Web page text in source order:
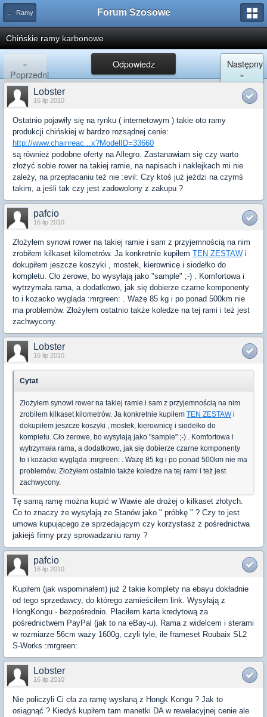
← Ramy Forum Szosowe
Chińskie ramy karbonowe
Odpowiedz
«
Poprzedni
Następny
»
Lobster
16 lip 2010
Ostatnio pojawiły się na rynku ( internetowym ) takie oto ramy
produkcji chińskiej w bardzo rozsądnej cenie:
http://www.chainreac...x?ModelID=33660
są również podobne oferty na Allegro. Zastanawiam się czy warto
złożyć sobie rower na takiej ramie, na napisach i naklejkach mi nie
zależy, na przepłacaniu też nie :evil: Czy ktoś już jeżdzi na czymś
takim, a jeśli tak czy jest zadowolony z zakupu ?
pafcio
16 lip 2010
Złożyłem synowi rower na takiej ramie i sam z przyjemnością na nim
zrobiłem kilkaset kilometrów. Ja konkretnie kupiłem TEN ZESTAW i
dokupiłem jeszcze koszyki , mostek, kierownicę i siodełko do
kompletu. Cło zerowe, bo wysyłają jako "sample" ;-) . Komfortowa i
wytrzymała rama, a dodatkowo, jak się dobierze czarne komponenty
to i kozacko wygląda :mrgreen: . Ważę 85 kg i po ponad 500km nie
ma problemów. Złożyłem ostatnio także koledze na tej rami i też jest
zachwycony.
Lobster
16 lip 2010
Cytat
Złożyłem synowi rower na takiej ramie i sam z przyjemnością na nim
zrobiłem kilkaset kilometrów. Ja konkretnie kupiłem TEN ZESTAWi
dokupiłem jeszcze koszyki , mostek, kierownicę i siodełko do
kompletu. Cło zerowe, bo wysyłają jako "sample" ;-) . Komfortowa i
wytrzymała rama, a dodatkowo, jak się dobierze czarne komponenty
to i kozacko wygląda :mrgreen: . Ważę 85 kg i po ponad 500km nie ma
problemów. Złożyłem ostatnio także koledze na tej rami i też jest
zachwycony.
Tę samą ramę można kupić w Wawie ale drożej o kilkaset złotych.
Co to znaczy że wysyłają ze Stanów jako " próbkę " ? Czy to jest
umowa kupującego ze sprzedającym czy korzystasz z pośrednictwa
jakiejś firmy przy sprowadzaniu ramy ?
pafcio
16 lip 2010
Kupiłem (jak wspominałem) już 2 takie komplety na ebayu dokładnie
od tego sprzedawcy, do którego zamieściłem link. Wysyłają z
HongKongu - bezpośrednio. Płaciłem karta kredytową za
pośrednictwem PayPal (jak to na eBay-u). Rama z widelcem i sterami
w rozmiarze 56cm waży 1600g, czyli tyle, ile frameset Roubaix SL2
S-Works :mrgreen:
Lobster
16 lip 2010
Nie policzyli Ci cła za ramę wysłaną z Hongk Kongu ? Jak to
osiągnąć ? Kiedyś kupiłem tam manetki DA w rewelacyjnej cenie ale